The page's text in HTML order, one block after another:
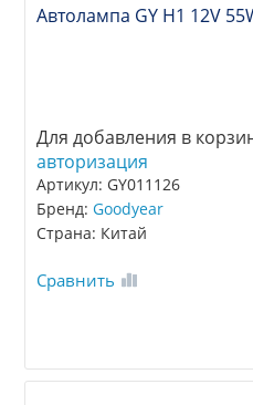
Автолампа GY Н1 12V
Для добавления в
авторизация
Артикул: GY011126
Бренд:Goodyear
Страна: Китай
Сравнить